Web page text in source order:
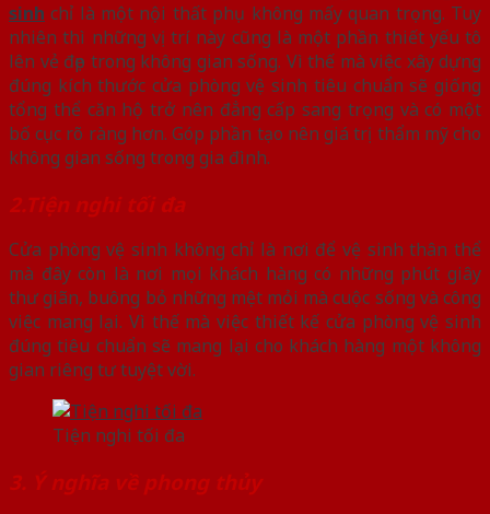
sinh chỉ là một nội thất phụ không mấy quan trọng. Tuy
nhiên thì những vị trí này cũng là một phần thiết yếu tô
lên vẻ đẹp trong không gian sống. Vì thế mà việc xây dựng
đúng kích thước cửa phòng vệ sinh tiêu chuẩn sẽ giống
tổng thể căn hộ trở nên đẳng cấp sang trọng và có một
bố cục rõ ràng hơn. Góp phần tạo nên giá trị thẩm mỹ cho
không gian sống trong gia đình.
2.Tiện nghi tối đa
Cửa phòng vệ sinh không chỉ là nơi để vệ sinh thân thể
mà đây còn là nơi mọi khách hàng có những phút giây
thư giãn, buông bỏ những mệt mỏi mà cuộc sống và công
việc mang lại. Vì thế mà việc thiết kế cửa phòng vệ sinh
đúng tiêu chuẩn sẽ mang lại cho khách hàng một không
gian riêng tư tuyệt vời.
Tiện nghi tối đa
3. Ý nghĩa về phong thủy